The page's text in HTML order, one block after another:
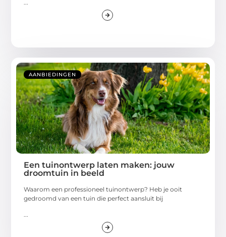
AANBIEDINGEN
Een tuinontwerp laten maken: jouw
droomtuin in beeld
Waarom een professioneel tuinontwerp? Heb je ooit
gedroomd van een tuin die perfect aansluit bij
...